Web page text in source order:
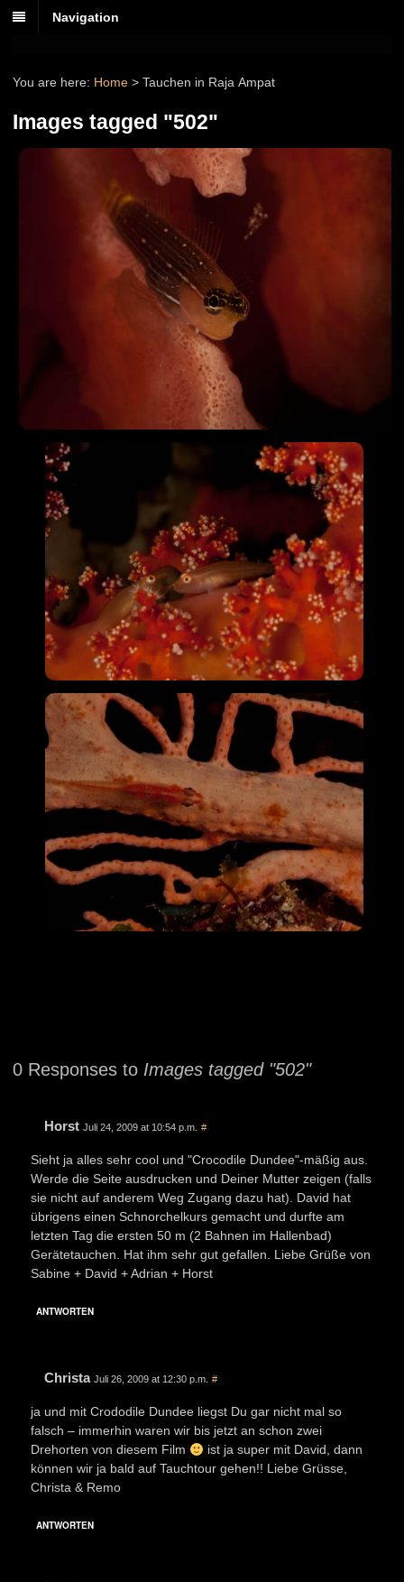
Navigation
You are here: Home > Tauchen in Raja Ampat
Images tagged "502"
0 Responses to Images tagged "502"
Horst Juli 24, 2009 at 10:54 p.m. #
Sieht ja alles sehr cool und "Crocodile Dundee"-mäßig aus.
Werde die Seite ausdrucken und Deiner Mutter zeigen (falls
sie nicht auf anderem Weg Zugang dazu hat). David hat
übrigens einen Schnorchelkurs gemacht und durfte am
letzten Tag die ersten 50 m (2 Bahnen im Hallenbad)
Gerätetauchen. Hat ihm sehr gut gefallen. Liebe Grüße von
Sabine + David + Adrian + Horst
ANTWORTEN
Christa Juli 26, 2009 at 12:30 p.m. #
ja und mit Crododile Dundee liegst Du gar nicht mal so
falsch – immerhin waren wir bis jetzt an schon zwei
Drehorten von diesem Film
ist ja super mit David, dann
können wir ja bald auf Tauchtour gehen!! Liebe Grüsse,
Christa & Remo
ANTWORTEN